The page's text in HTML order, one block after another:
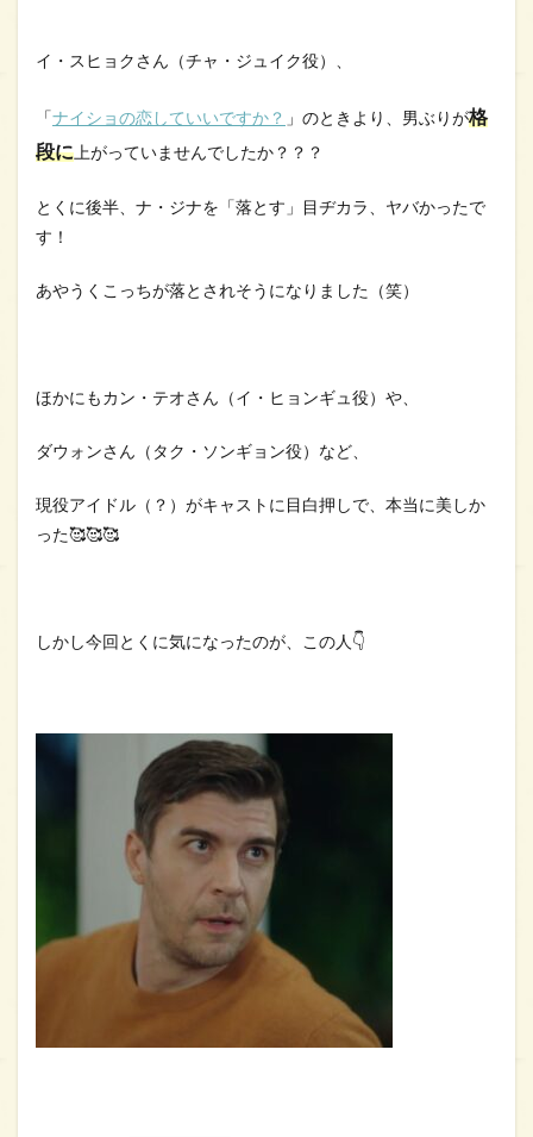
イ・スヒョクさん（チャ・ジュイク役）、
「ナイショの恋していいですか？ 」のときより、男ぶりが格
段に 上がっていませんでしたか？？？
とくに後半、ナ・ジナを「落とす」目ヂカラ、ヤバかったで
す！
あやうくこっちが落とされそうになりました（笑）
ほかにもカン・テオさん（イ・ヒョンギュ役）や、
ダウォンさん（タク・ソンギョン役）など、
現役アイドル（？）がキャストに目白押しで、本当に美しか
った🥰🥰🥰
しかし今回とくに気になったのが、この人👇